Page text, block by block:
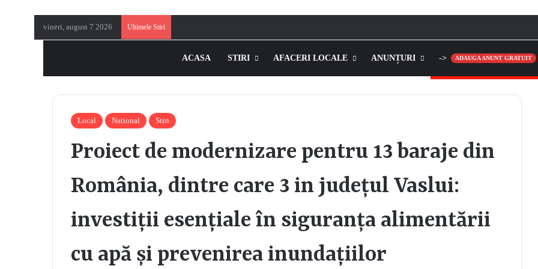
vineri, august 7 2026 Ultimele Stiri
ACASA STIRI AFACERI LOCALE ANUNȚURI -> ADAUGA ANUNT GRATUIT
Local National Stiri
Proiect de modernizare pentru 13 baraje din
România, dintre care 3 in județul Vaslui:
investiții esențiale în siguranța alimentării
cu apă și prevenirea inundațiilor